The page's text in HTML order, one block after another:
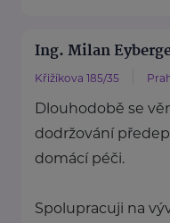
Ing. Milan
Křižíkova 185/35
Dlouhodobě se
dodržování
domácí péči.
Spolupracuji na